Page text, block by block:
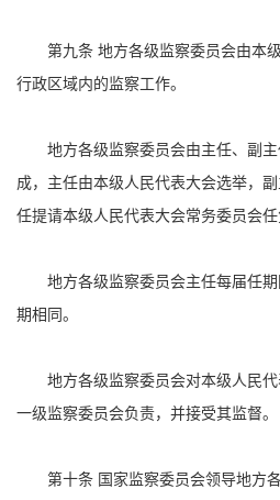
第九条 地方各级监察委员会由本
行政区域内的监察工作。
地方各级监察委员会由主任、副
成，主任由本级人民代表大会选举，
任提请本级人民代表大会常务委员会任
地方各级监察委员会主任每届任
期相同。
地方各级监察委员会对本级人民
一级监察委员会负责，并接受其监督。
第十条 国家监察委员会领导地方